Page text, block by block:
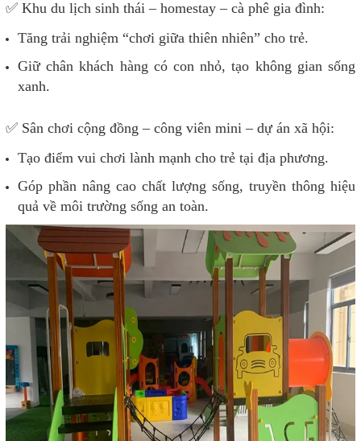
✅ Khu du lịch sinh thái – homestay – cà phê gia đình:
Tăng trải nghiệm “chơi giữa thiên nhiên” cho trẻ.
Giữ chân khách hàng có con nhỏ, tạo không gian sống
xanh.
✅ Sân chơi cộng đồng – công viên mini – dự án xã hội:
Tạo điểm vui chơi lành mạnh cho trẻ tại địa phương.
Góp phần nâng cao chất lượng sống, truyền thông hiệu
quả về môi trường sống an toàn.